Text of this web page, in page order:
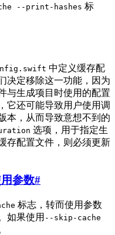
--print-hashes 标
中定义缓存配
决定移除这一功能，因为
与生成项目时使用的配置
它还可能导致用户使用调
本，从而导致意想不到的
选项，用于指定生
存配置文件，则必须更新
参数#
标志，转而使用参数
如果使用 --skip-cache